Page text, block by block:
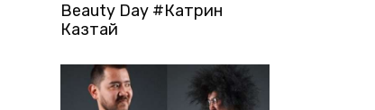
Beauty Day #Катрин
Казтай